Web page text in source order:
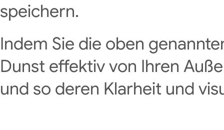
speichern.
Indem Sie die oben
Dunst effektiv von Ihren
und so deren Klarheit und